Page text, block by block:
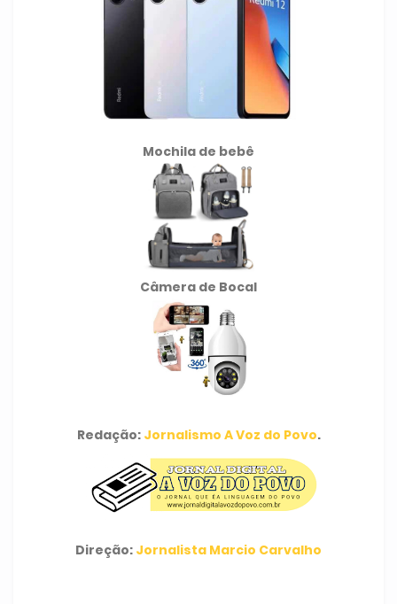
Mochila de bebê
Câmera de Bocal
Redação: Jornalismo A Voz do Povo.
Direção: Jornalista Marcio Carvalho